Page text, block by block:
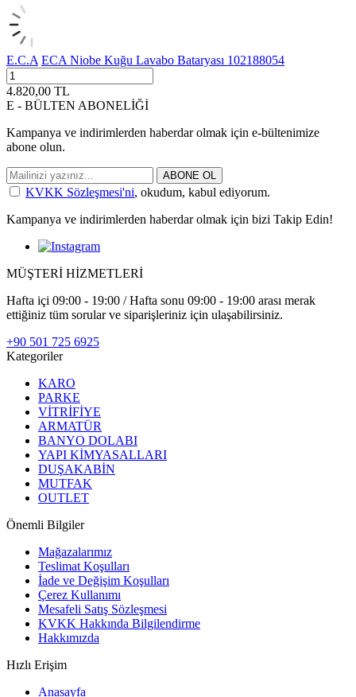
E.C.A ECA Niobe Kuğu Lavabo Bataryası 102188054
4.820,00 TL
E - BÜLTEN ABONELİĞİ
Kampanya ve indirimlerden haberdar olmak için e-bültenimize
abone olun.
ABONE OL
KVKK Sözleşmesi'ni, okudum, kabul ediyorum.
Kampanya ve indirimlerden haberdar olmak için bizi Takip Edin!
MÜŞTERİ HİZMETLERİ
Hafta içi 09:00 - 19:00 / Hafta sonu 09:00 - 19:00 arası merak
ettiğiniz tüm sorular ve siparişleriniz için ulaşabilirsiniz.
+90 501 725 6925
Kategoriler
KARO
PARKE
VİTRİFİYE
ARMATÜR
BANYO DOLABI
YAPI KİMYASALLARI
DUŞAKABİN
MUTFAK
OUTLET
Önemli Bilgiler
Mağazalarımız
Teslimat Koşulları
İade ve Değişim Koşulları
Çerez Kullanımı
Mesafeli Satış Sözleşmesi
KVKK Hakkında Bilgilendirme
Hakkımızda
Hızlı Erişim
Anasayfa